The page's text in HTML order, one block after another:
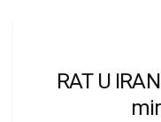
RAT U